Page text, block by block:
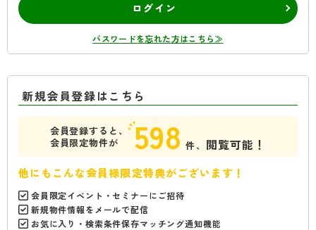
ログイン
パスワードを忘れた方はこちら≫
新規会員登録はこちら
会員登録すると、
会員限定物件が
598 件、 閲覧可能！
他にもこんな会員様限定特典がございます！
会員限定イベント・セミナーにご招待
新規物件情報をメールで配信
お気に入り・検索条件保存マッチング通知機能